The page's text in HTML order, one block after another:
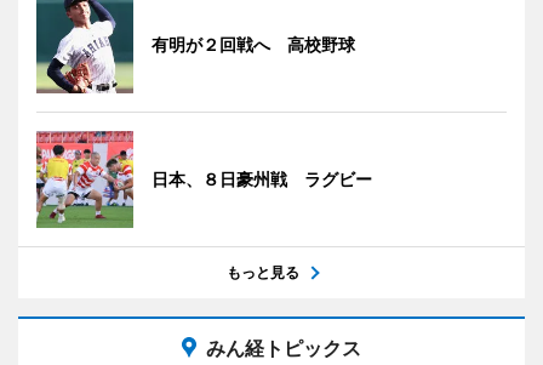
有明が２回戦へ 高校野球
日本、８日豪州戦 ラグビー
もっと見る
みん経トピックス